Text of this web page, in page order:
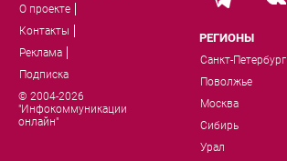
О проекте
Контакты
Реклама
Подписка
© 2004-2026
"Инфокоммуникации
онлайн"
РЕГИОНЫ
Санкт-Петербург
Поволжье
Москва
Сибирь
Урал